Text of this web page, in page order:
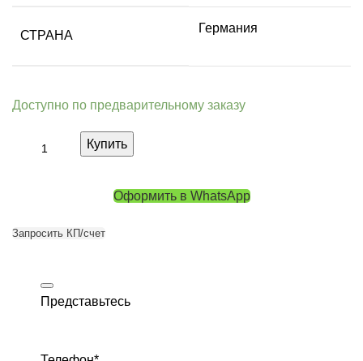
СТРАНА
Германия
Доступно по предварительному заказу
Купить
Оформить в WhatsApp
Запросить КП/счет
Представьтесь